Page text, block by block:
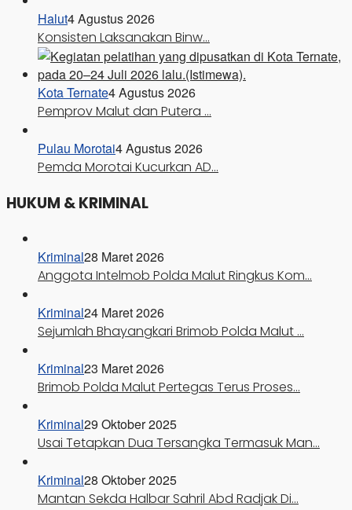
Halut4 Agustus 2026
Konsisten Laksanakan Binw…
Kota Ternate4 Agustus 2026
Pemprov Malut dan Putera …
Pulau Morotai4 Agustus 2026
Pemda Morotai Kucurkan AD…
HUKUM & KRIMINAL
Kriminal28 Maret 2026
Anggota Intelmob Polda Malut Ringkus Kom…
Kriminal24 Maret 2026
Sejumlah Bhayangkari Brimob Polda Malut …
Kriminal23 Maret 2026
Brimob Polda Malut Pertegas Terus Proses…
Kriminal29 Oktober 2025
Usai Tetapkan Dua Tersangka Termasuk Man…
Kriminal28 Oktober 2025
Mantan Sekda Halbar Sahril Abd Radjak Di…